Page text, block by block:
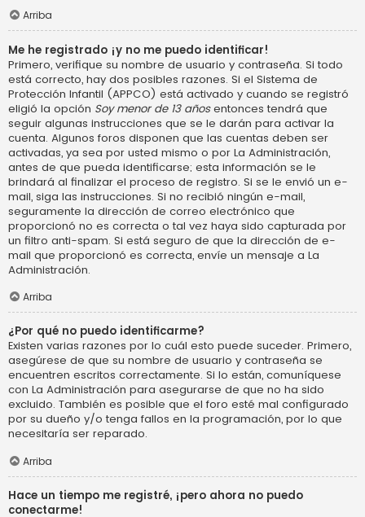
Arriba
Me he registrado ¡y no me puedo identificar!
Primero, verifique su nombre de usuario y contraseña. Si todo
está correcto, hay dos posibles razones. Si el Sistema de
Protección Infantil (APPCO) está activado y cuando se registró
eligió la opción Soy menor de 13 añosentonces tendrá que
seguir algunas instrucciones que se le darán para activar la
cuenta. Algunos foros disponen que las cuentas deben ser
activadas, ya sea por usted mismo o por La Administración,
antes de que pueda identificarse; esta información se le
brindará al finalizar el proceso de registro. Si se le envió un e-
mail, siga las instrucciones. Si no recibió ningún e-mail,
seguramente la dirección de correo electrónico que
proporcionó no es correcta o tal vez haya sido capturada por
un filtro anti-spam. Si está seguro de que la dirección de e-
mail que proporcionó es correcta, envíe un mensaje a La
Administración.
Arriba
¿Por qué no puedo identificarme?
Existen varias razones por lo cuál esto puede suceder. Primero,
asegúrese de que su nombre de usuario y contraseña se
encuentren escritos correctamente. Si lo están, comuníquese
con La Administración para asegurarse de que no ha sido
excluido. También es posible que el foro esté mal configurado
por su dueño y/o tenga fallos en la programación, por lo que
necesitaría ser reparado.
Arriba
Hace un tiempo me registré, ¡pero ahora no puedo
conectarme!